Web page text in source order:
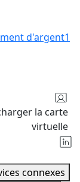
d'argent1
la carte
virtuelle
connexes